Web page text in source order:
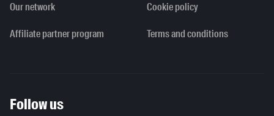
Our network
Affiliate partner program
Cookie policy
Terms and conditions
Follow us